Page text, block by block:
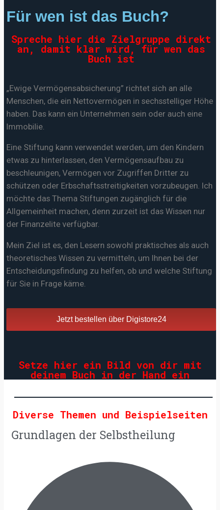
Für wen ist das Buch?
Spreche hier die Zielgruppe direkt
an, damit klar wird, für wen das
Buch ist
„Ewige Vermögensabsicherung” richtet sich an alle
Menschen, die ein Nettovermögen in sechsstelliger Höhe
haben. Das kann ein Unternehmen sein oder auch eine
Immobilie.
Eine Stiftung kann verwendet werden, um den Kindern
etwas zu hinterlassen, den Vermögensaufbau zu
beschleunigen, Vermögen vor Zugriffen Dritter zu
schützen oder Erbschaftsstreitigkeiten vorzubeugen. Ich
möchte das Thema Stiftungen zugänglich für die
Allgemeinheit machen, denn zurzeit ist das Wissen nur
der Finanzelite verfügbar.
Mein Ziel ist es, den Lesern sowohl praktisches als auch
theoretisches Wissen zu vermitteln, um Ihnen bei der
Entscheidungsfindung zu helfen, ob und welche Stiftung
für Sie in Frage käme.
Jetzt bestellen über Digistore24
Setze hier ein Bild von dir mit
deinem Buch in der Hand ein
Diverse Themen und Beispielseiten
Grundlagen der Selbstheilung